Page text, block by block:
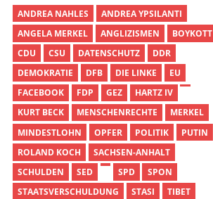
ANDREA NAHLES
ANDREA YPSILANTI
ANGELA MERKEL
ANGLIZISMEN
BOYKOTT
CDU
CSU DATENSCHUTZ
DDR
DEMOKRATIE
DFB DIE LINKE
EU
FACEBOOK
FDP GEZ
HARTZ IV
KURT BECK
MENSCHENRECHTE
MERKEL
MINDESTLOHN
OPFER POLITIK
PUTIN
ROLAND KOCH
SACHSEN-ANHALT
SCHULDEN
SED SPD
SPON
STAATSVERSCHULDUNG
STASI
TIBET